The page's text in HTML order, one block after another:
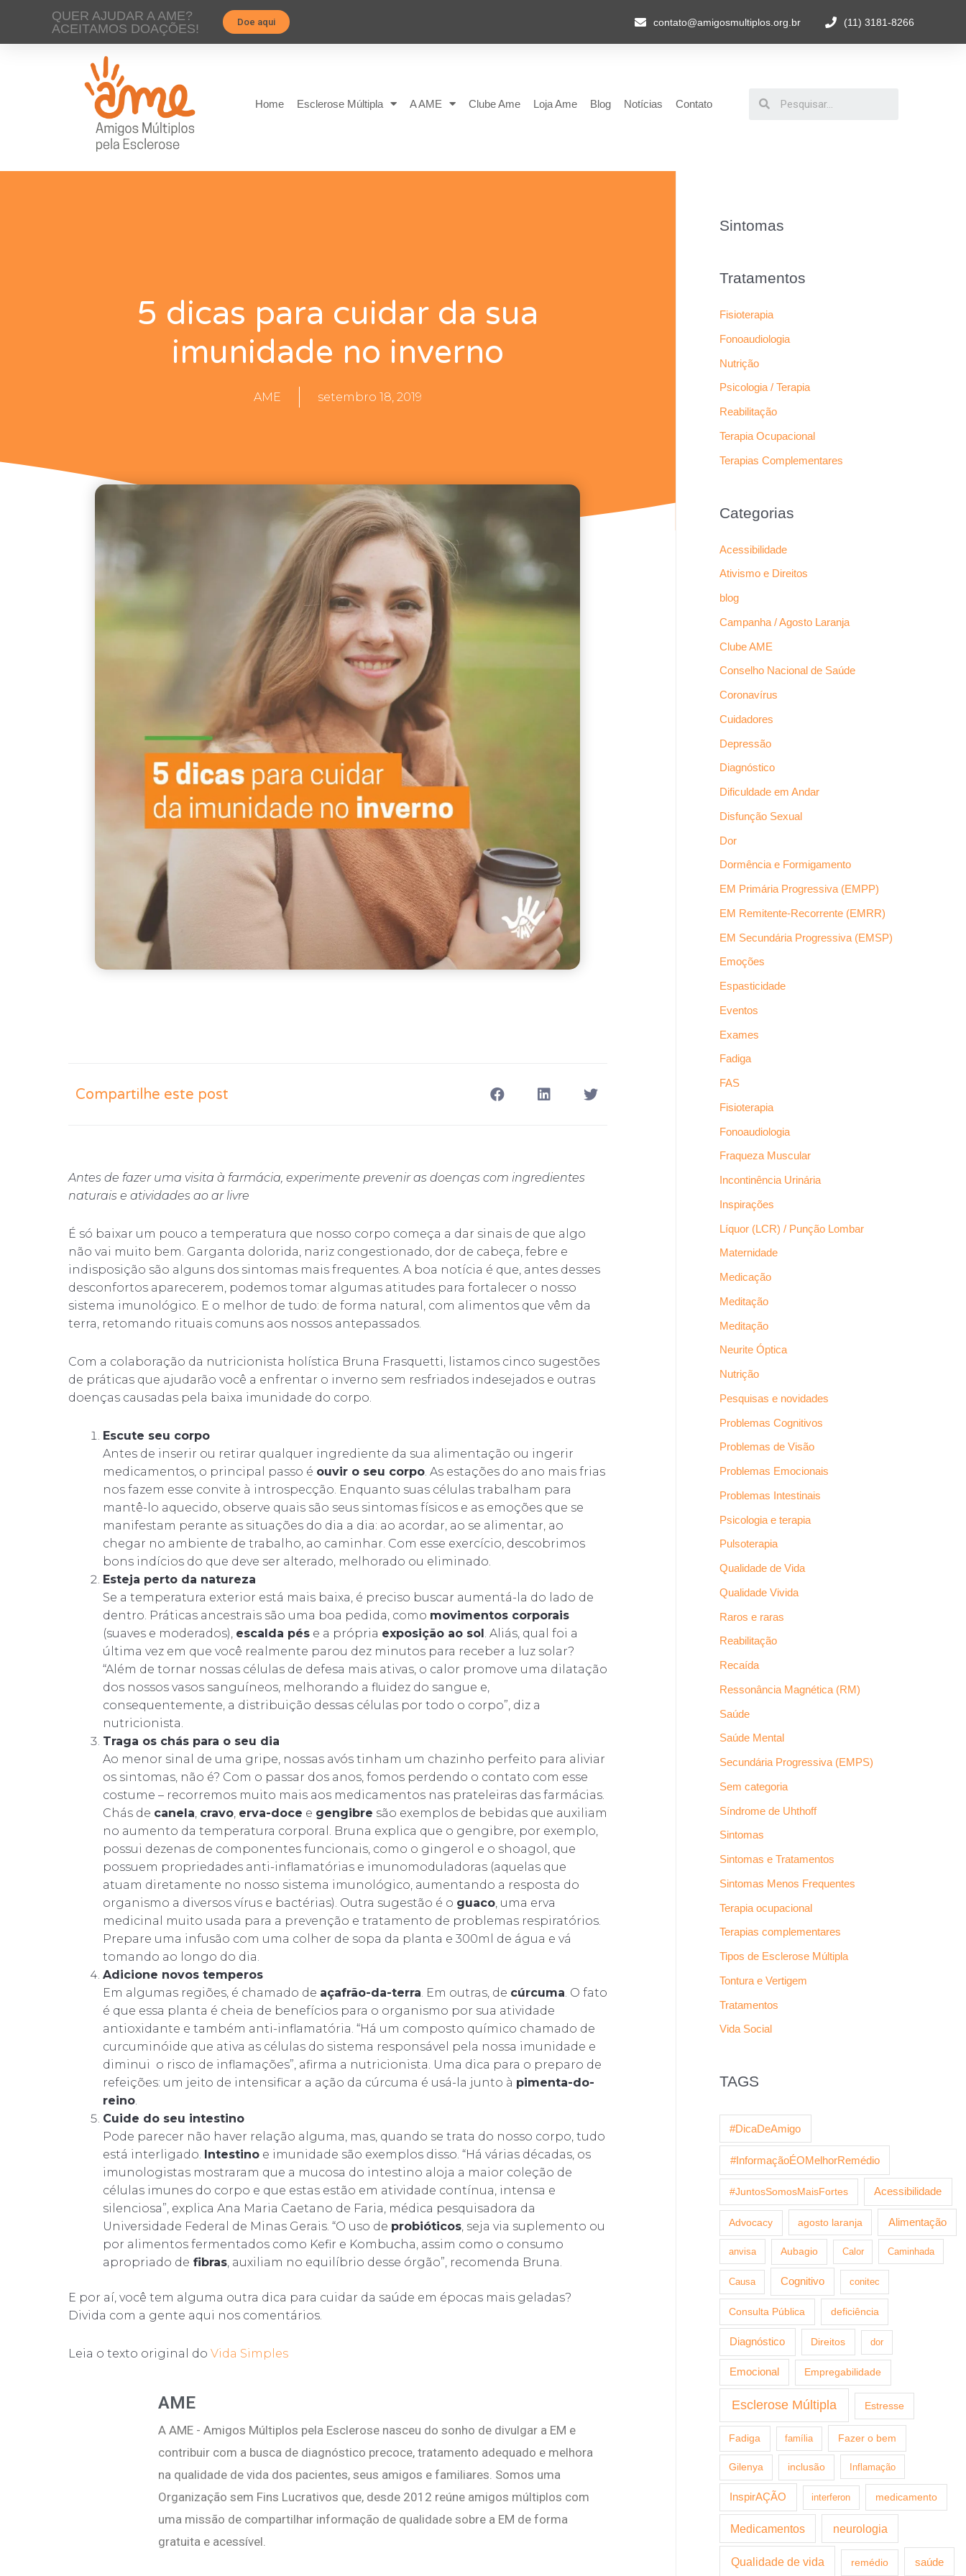
QUER AJUDAR A AME?
ACEITAMOS DOAÇÕES!
Doe aqui contato@amigosmultiplos.org.br (11) 3181-8266
Home Esclerose Múltipla A AME Clube Ame Loja Ame Blog Notícias Contato
5 dicas para cuidar da sua
imunidade no inverno
AME setembro 18, 2019
Compartilhe este post
Antes de fazer uma visita à farmácia, experimente prevenir as doenças com ingredientes
naturais e atividades ao ar livre
É só baixar um pouco a temperatura que nosso corpo começa a dar sinais de que algo
não vai muito bem. Garganta dolorida, nariz congestionado, dor de cabeça, febre e
indisposição são alguns dos sintomas mais frequentes. A boa notícia é que, antes desses
desconfortos aparecerem, podemos tomar algumas atitudes para fortalecer o nosso
sistema imunológico. E o melhor de tudo: de forma natural, com alimentos que vêm da
terra, retomando rituais comuns aos nossos antepassados.
Com a colaboração da nutricionista holística Bruna Frasquetti, listamos cinco sugestões
de práticas que ajudarão você a enfrentar o inverno sem resfriados indesejados e outras
doenças causadas pela baixa imunidade do corpo.
Escute seu corpo
Antes de inserir ou retirar qualquer ingrediente da sua alimentação ou ingerir
medicamentos, o principal passo é ouvir o seu corpo. As estações do ano mais frias
nos fazem esse convite à introspecção. Enquanto suas células trabalham para
mantê-lo aquecido, observe quais são seus sintomas físicos e as emoções que se
manifestam perante as situações do dia a dia: ao acordar, ao se alimentar, ao
chegar no ambiente de trabalho, ao caminhar. Com esse exercício, descobrimos
bons indícios do que deve ser alterado, melhorado ou eliminado.
Esteja perto da natureza
Se a temperatura exterior está mais baixa, é preciso buscar aumentá-la do lado de
dentro. Práticas ancestrais são uma boa pedida, como movimentos corporais
(suaves e moderados), escalda pése a própria exposição ao sol. Aliás, qual foi a
última vez em que você realmente parou dez minutos para receber a luz solar?
“Além de tornar nossas células de defesa mais ativas, o calor promove uma dilatação
dos nossos vasos sanguíneos, melhorando a fluidez do sangue e,
consequentemente, a distribuição dessas células por todo o corpo”, diz a
nutricionista.
Traga os chás para o seu dia
Ao menor sinal de uma gripe, nossas avós tinham um chazinho perfeito para aliviar
os sintomas, não é? Com o passar dos anos, fomos perdendo o contato com esse
costume – recorremos muito mais aos medicamentos nas prateleiras das farmácias.
Chás de canela, cravo, erva-doce e gengibre são exemplos de bebidas que auxiliam
no aumento da temperatura corporal. Bruna explica que o gengibre, por exemplo,
possui dezenas de componentes funcionais, como o gingerol e o shoagol, que
possuem propriedades anti-inflamatórias e imunomoduladoras (aquelas que
atuam diretamente no nosso sistema imunológico, aumentando a resposta do
organismo a diversos vírus e bactérias). Outra sugestão é o guaco, uma erva
medicinal muito usada para a prevenção e tratamento de problemas respiratórios.
Prepare uma infusão com uma colher de sopa da planta e 300ml de água e vá
tomando ao longo do dia.
Adicione novos temperos
Em algumas regiões, é chamado de açafrão-da-terra. Em outras, de cúrcuma. O fato
é que essa planta é cheia de benefícios para o organismo por sua atividade
antioxidante e também anti-inflamatória. “Há um composto químico chamado de
curcuminóide que ativa as células do sistema responsável pela nossa imunidade e
diminui o risco de inflamações”, afirma a nutricionista. Uma dica para o preparo de
refeições: um jeito de intensificar a ação da cúrcuma é usá-la junto à pimenta-do-
reino.
Cuide do seu intestino
Pode parecer não haver relação alguma, mas, quando se trata do nosso corpo, tudo
está interligado. Intestinoe imunidade são exemplos disso. “Há várias décadas, os
imunologistas mostraram que a mucosa do intestino aloja a maior coleção de
células imunes do corpo e que estas estão em atividade contínua, intensa e
silenciosa”, explica Ana Maria Caetano de Faria, médica pesquisadora da
Universidade Federal de Minas Gerais. “O uso de probióticos, seja via suplemento ou
por alimentos fermentados como Kefir e Kombucha, assim como o consumo
apropriado de fibras, auxiliam no equilíbrio desse órgão”, recomenda Bruna.
E por aí, você tem alguma outra dica para cuidar da saúde em épocas mais geladas?
Divida com a gente aqui nos comentários.
Leia o texto original do Vida Simples
AME
A AME - Amigos Múltiplos pela Esclerose nasceu do sonho de divulgar a EM e
contribuir com a busca de diagnóstico precoce, tratamento adequado e melhora
na qualidade de vida dos pacientes, seus amigos e familiares. Somos uma
Organização sem Fins Lucrativos que, desde 2012 reúne amigos múltiplos com
uma missão de compartilhar informação de qualidade sobre a EM de forma
gratuita e acessível.
Sintomas
Tratamentos
Fisioterapia
Fonoaudiologia
Nutrição
Psicologia / Terapia
Reabilitação
Terapia Ocupacional
Terapias Complementares
Categorias
Acessibilidade
Ativismo e Direitos
blog
Campanha / Agosto Laranja
Clube AME
Conselho Nacional de Saúde
Coronavírus
Cuidadores
Depressão
Diagnóstico
Dificuldade em Andar
Disfunção Sexual
Dor
Dormência e Formigamento
EM Primária Progressiva (EMPP)
EM Remitente-Recorrente (EMRR)
EM Secundária Progressiva (EMSP)
Emoções
Espasticidade
Eventos
Exames
Fadiga
FAS
Fisioterapia
Fonoaudiologia
Fraqueza Muscular
Incontinência Urinária
Inspirações
Líquor (LCR) / Punção Lombar
Maternidade
Medicação
Meditação
Meditação
Neurite Óptica
Nutrição
Pesquisas e novidades
Problemas Cognitivos
Problemas de Visão
Problemas Emocionais
Problemas Intestinais
Psicologia e terapia
Pulsoterapia
Qualidade de Vida
Qualidade Vivida
Raros e raras
Reabilitação
Recaída
Ressonância Magnética (RM)
Saúde
Saúde Mental
Secundária Progressiva (EMPS)
Sem categoria
Síndrome de Uhthoff
Sintomas
Sintomas e Tratamentos
Sintomas Menos Frequentes
Terapia ocupacional
Terapias complementares
Tipos de Esclerose Múltipla
Tontura e Vertigem
Tratamentos
Vida Social
TAGS
#DicaDeAmigo
#InformaçãoÉOMelhorRemédio
#JuntosSomosMaisFortes Acessibilidade
Advocacy agosto laranja Alimentação
anvisa Aubagio Calor Caminhada
Causa Cognitivo conitec
Consulta Pública deficiência
Diagnóstico Direitos dor
Emocional Empregabilidade
Esclerose Múltipla Estresse
Fadiga família Fazer o bem
Gilenya inclusão Inflamação
InspirAÇÃO interferon medicamento
Medicamentos neurologia
Qualidade de vida remédio saúde